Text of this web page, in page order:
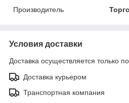
Производитель
Условия доставки
Доставка осуществляется только
Доставка курьером
Транспортная компания